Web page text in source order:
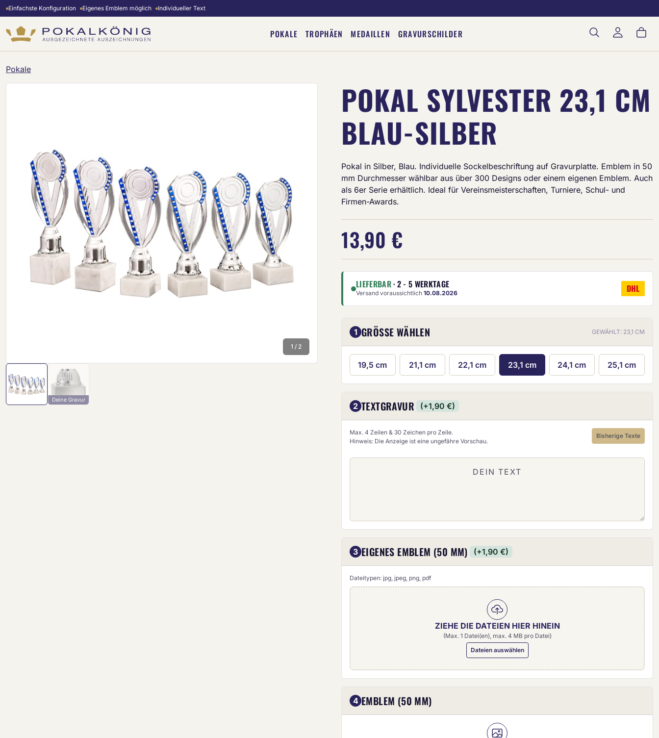
Hauptinhalt springen
Zur Suche springen
Zur Hauptnavigation springen
Einfachste Konfiguration Eigenes Emblem möglich Individueller Text
POKALE TROPHÄEN MEDAILLEN GRAVURSCHILDER
Pokale
POKAL SYLVESTER 23,1 CM
BLAU-SILBER
Deine Gravur
1 / 2
Deine Gravur
Pokal in Silber, Blau. Individuelle Sockelbeschriftung auf Gravurplatte. Emblem in 50
mm Durchmesser wählbar aus über 300 Designs oder einem eigenen Emblem. Auch
als 6er Serie erhältlich. Ideal für Vereinsmeisterschaften, Turniere, Schul- und
Firmen-Awards.
13,90 €
LIEFERBAR· 2 - 5 WERKTAGE
Versand voraussichtlich 10.08.2026 DHL
1 GRÖSSE WÄHLEN GEWÄHLT: 23,1 CM
19,5 cm 21,1 cm 22,1 cm 23,1 cm 24,1 cm 25,1 cm
2 TEXTGRAVUR (+1,90 €)
Max. 4 Zeilen & 30 Zeichen pro Zeile.
Hinweis: Die Anzeige ist eine ungefähre Vorschau.
Bisherige Texte
3 EIGENES EMBLEM (50 MM) (+1,90 €)
Dateitypen: jpg, jpeg, png, pdf
ZIEHE DIE DATEIEN HIER HINEIN
(Max. 1 Datei(en), max. 4 MB pro Datei)
Dateien auswählen
4 EMBLEM (50 MM)